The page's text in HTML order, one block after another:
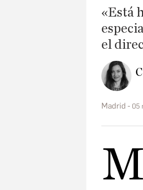
«Está
el
Madrid 05
M